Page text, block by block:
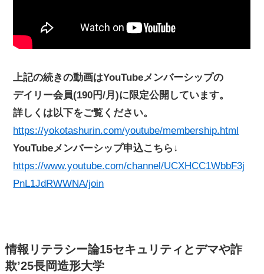
上記の続きの動画はYouTubeメンバーシップの
デイリー会員(190円/月)に限定公開しています。
詳しくは以下をご覧ください。
https://yokotashurin.com/youtube/membership.html
YouTubeメンバーシップ申込こちら↓
https://www.youtube.com/channel/UCXHCC1WbbF3j
PnL1JdRWWNA/join
情報リテラシー論15セキュリティとデマや詐
欺’25長岡造形大学